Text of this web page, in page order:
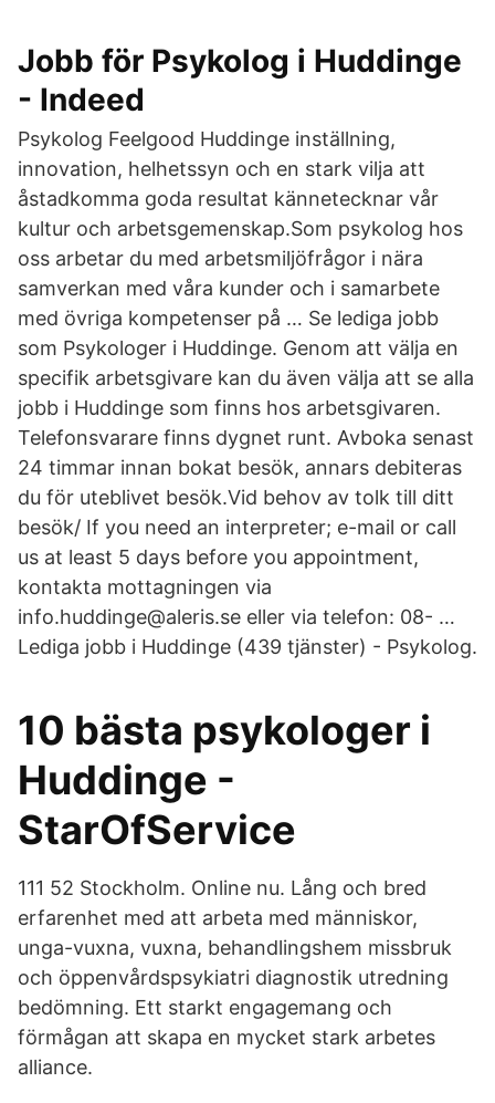
Jobb för Psykolog i Huddinge
- Indeed
Psykolog Feelgood Huddinge inställning,
innovation, helhetssyn och en stark vilja att
åstadkomma goda resultat kännetecknar vår
kultur och arbetsgemenskap.Som psykolog hos
oss arbetar du med arbetsmiljöfrågor i nära
samverkan med våra kunder och i samarbete
med övriga kompetenser på … Se lediga jobb
som Psykologer i Huddinge. Genom att välja en
specifik arbetsgivare kan du även välja att se alla
jobb i Huddinge som finns hos arbetsgivaren.
Telefonsvarare finns dygnet runt. Avboka senast
24 timmar innan bokat besök, annars debiteras
du för uteblivet besök.Vid behov av tolk till ditt
besök/ If you need an interpreter; e-mail or call
us at least 5 days before you appointment,
kontakta mottagningen via
info.huddinge@aleris.se eller via telefon: 08- …
Lediga jobb i Huddinge (439 tjänster) - Psykolog.
10 bästa psykologer i
Huddinge -
StarOfService
111 52 Stockholm. Online nu. Lång och bred
erfarenhet med att arbeta med människor,
unga-vuxna, vuxna, behandlingshem missbruk
och öppenvårdspsykiatri diagnostik utredning
bedömning. Ett starkt engagemang och
förmågan att skapa en mycket stark arbetes
alliance.